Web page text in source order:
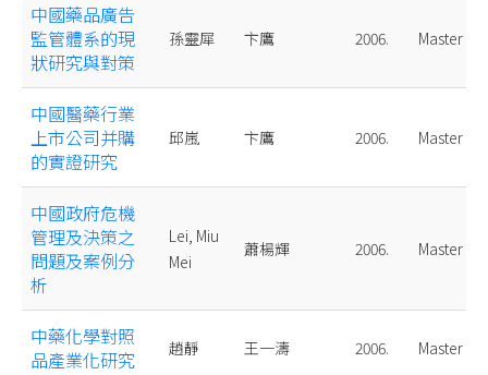
中國藥品廣告
監管體系的現
狀研究與對策
孫靈犀 卞鷹 2006. Master
中國醫藥行業
上市公司并購
的實證研究
邱嵐 卞鷹 2006. Master
中國政府危機
管理及決策之
問題及案例分
析
Lei, Miu
Mei
蕭楊輝 2006. Master
中藥化學對照
品產業化研究
趙靜 王一濤 2006. Master